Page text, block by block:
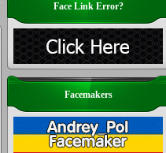
Face Link Error?
Facemakers